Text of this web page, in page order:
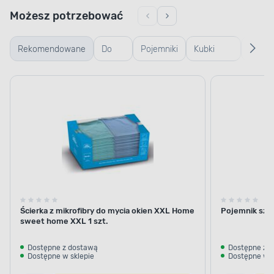
Rekomendowane Do
mycia
Pojemniki
szklane
Kubki
termiczne
Gąbki
i
Możesz potrzebować
Ścierka z mikrofibry do mycia okien XXL Home
sweet home XXL 1 szt.
Dostępne z dostawą
Dostępne w sklepie
Pojemnik
Dostępne z
Dostępne w